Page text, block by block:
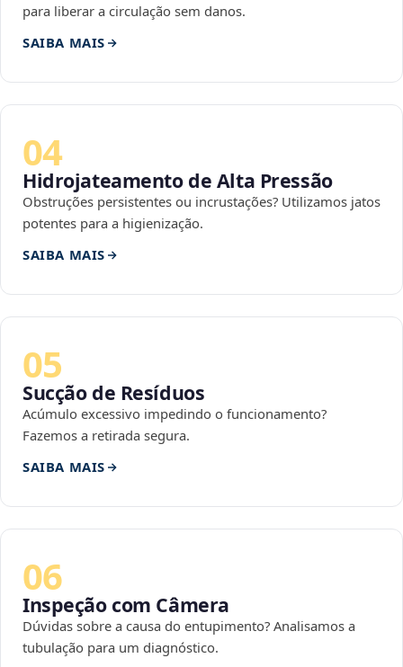
para liberar a circulação sem danos.
SAIBA MAIS
04
Hidrojateamento de Alta Pressão
Obstruções persistentes ou incrustações? Utilizamos jatos
potentes para a higienização.
SAIBA MAIS
05
Sucção de Resíduos
Acúmulo excessivo impedindo o funcionamento?
Fazemos a retirada segura.
SAIBA MAIS
06
Inspeção com Câmera
Dúvidas sobre a causa do entupimento? Analisamos a
tubulação para um diagnóstico.